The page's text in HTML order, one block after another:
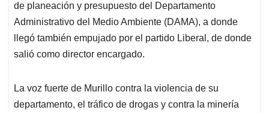
de planeación y presupuesto del Departamento
Administrativo del Medio Ambiente (DAMA), a donde
llegó también empujado por el partido Liberal, de donde
salió como director encargado.
La voz fuerte de Murillo contra la violencia de su
departamento, el tráfico de drogas y contra la minería